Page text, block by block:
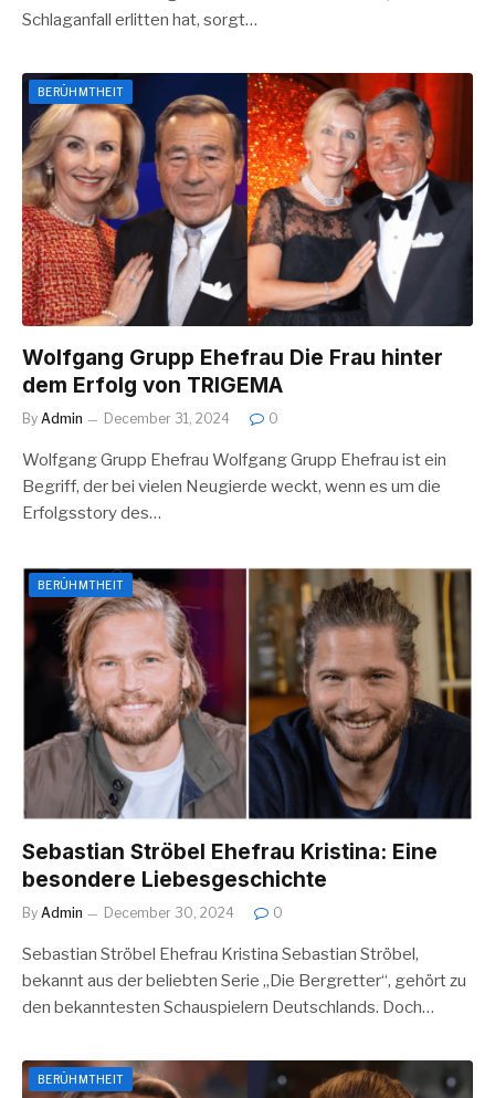
Schlaganfall erlitten hat, sorgt…
BERÜHMTHEIT
Wolfgang Grupp Ehefrau Die Frau hinter
dem Erfolg von TRIGEMA
By Admin December 31, 2024 0
Wolfgang Grupp Ehefrau Wolfgang Grupp Ehefrau ist ein
Begriff, der bei vielen Neugierde weckt, wenn es um die
Erfolgsstory des…
BERÜHMTHEIT
Sebastian Ströbel Ehefrau Kristina: Eine
besondere Liebesgeschichte
By Admin December 30, 2024 0
Sebastian Ströbel Ehefrau Kristina Sebastian Ströbel,
bekannt aus der beliebten Serie „Die Bergretter“, gehört zu
den bekanntesten Schauspielern Deutschlands. Doch…
BERÜHMTHEIT